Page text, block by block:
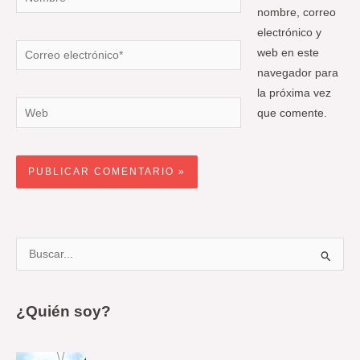
Correo
electrónico*
Web
nombre, correo
electrónico y
web en este
navegador para
la próxima vez
que comente.
¿Quién soy?